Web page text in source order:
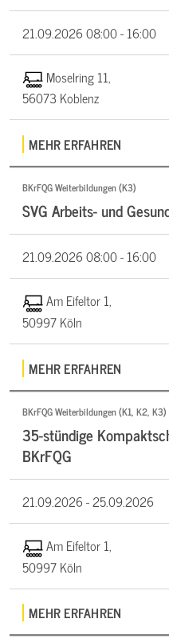
21.09.202608:00 - 16:00
Moselring 11,
56073 Koblenz
MEHR ERFAHREN
BKrFQG Weiterbildungen (K3)
SVG Arbeits- und
21.09.202608:00 - 16:00
Am Eifeltor 1,
50997 Köln
MEHR ERFAHREN
BKrFQG Weiterbildungen (K1, K2, K3)
35-stündige
BKrFQG
21.09.2026 -25.09.2026
Am Eifeltor 1,
50997 Köln
MEHR ERFAHREN